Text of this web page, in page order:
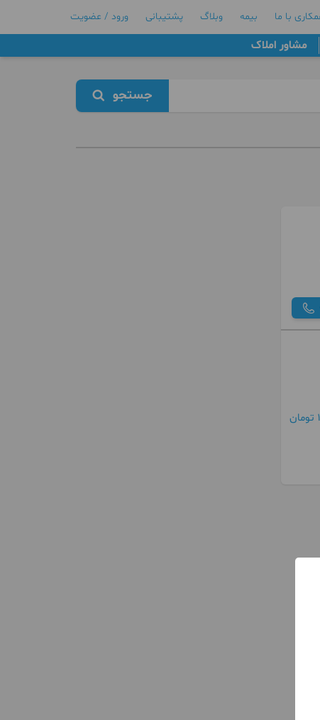
با ما بیمه وبلاگ پشتیبانی ورود / عضویت
مشاور املاک
جستجو